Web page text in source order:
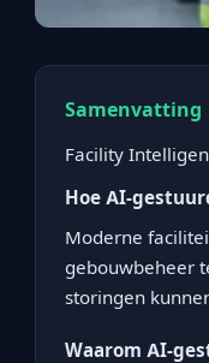
Samenvatting
Facility
Hoe AI-
Moderne
gebouwbeheer
storingen
Waarom AI-